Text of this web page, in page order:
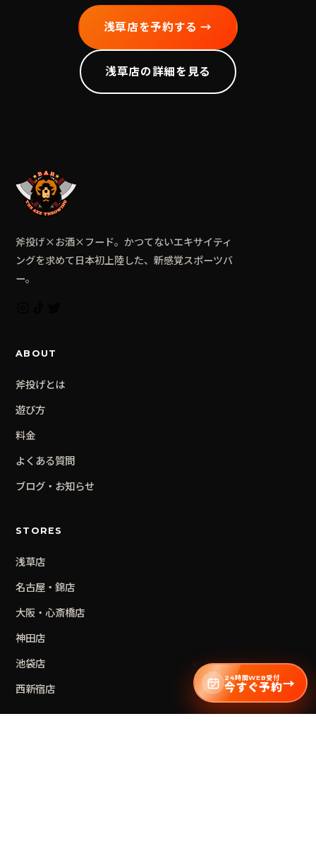
浅草店を予約する →
浅草店の詳細を見る
斧投げ×お酒×フード。かつてないエキサイティ
ングを求めて日本初上陸した、新感覚スポーツバ
ー。
ABOUT
斧投げとは
遊び方
料金
よくある質問
ブログ・お知らせ
STORES
浅草店
名古屋・錦店
大阪・心斎橋店
神田店
池袋店
西新宿店
24時間WEB受付
今すぐ予約→